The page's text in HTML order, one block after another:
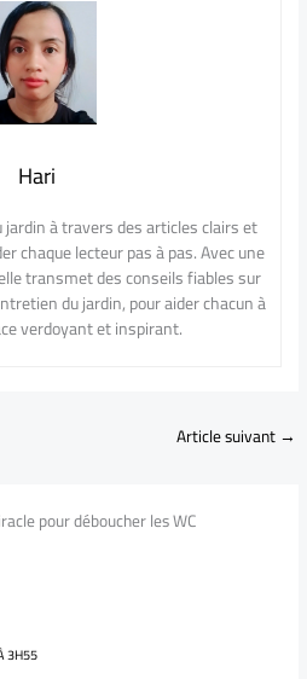
Hari
à travers des articles clairs et
chaque lecteur pas à pas. Avec une
transmet des conseils fiables sur
du jardin, pour aider chacun à
verdoyant et inspirant.
Article suivant→
pour déboucher les WC
3H55